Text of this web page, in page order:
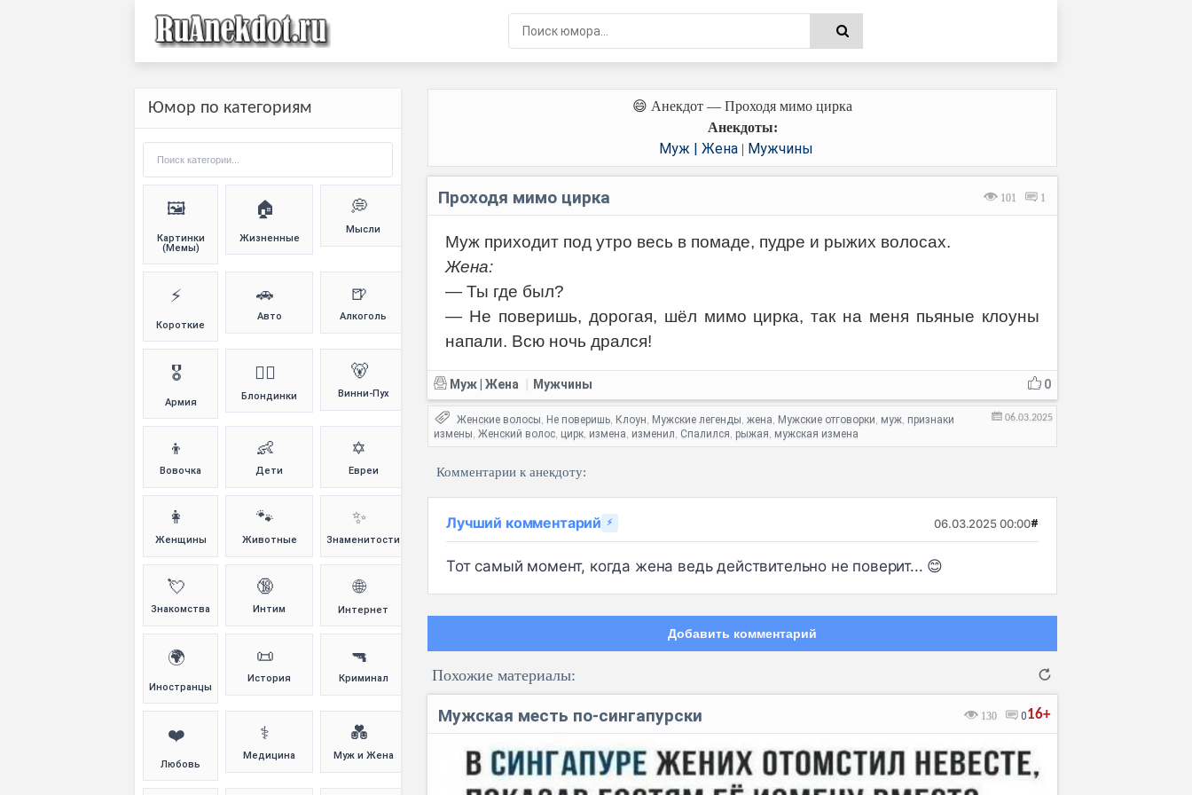
😄 Анекдот — Проходя мимо цирка
Анекдоты:
Муж | Жена| Мужчины
101 1
Проходя мимо цирка
Муж приходит под утро весь в помаде, пудре и рыжих волосах.
Жена:
— Ты где был?
— Не поверишь, дорогая, шёл мимо цирка, так на меня пьяные клоуны
напали. Всю ночь дрался!
0
Муж | Жена Мужчины
06.03.2025
Женские волосы, Не поверишь, Клоун, Мужские легенды, жена, Мужские отговорки, муж, признаки
измены, Женский волос, цирк, измена, изменил, Спалился, рыжая, мужская измена
Комментарии к анекдоту:
Лучший комментарий ⚡ 06.03.2025 00:00#
Тот самый момент, когда жена ведь действительно не поверит... 😊
Добавить комментарий
Похожие материалы:
16+
130 0
Мужская месть по-сингапурски
Юмор по категориям
🖼️
Картинки
(Мемы)
🏠
Жизненные
💭
Мысли
⚡
Короткие
🚗
Авто
🍺
Алкоголь
🎖️
Армия
👱‍♀️
Блондинки
🐻
Винни-Пух
👦
Вовочка
👶
Дети
✡️
Евреи
👩
Женщины
🐾
Животные
✨
Знаменитости
💘
Знакомства
🔞
Интим
🌐
Интернет
🌍
Иностранцы
📜
История
🔫
Криминал
❤️
Любовь
⚕️
Медицина
💑
Муж и Жена